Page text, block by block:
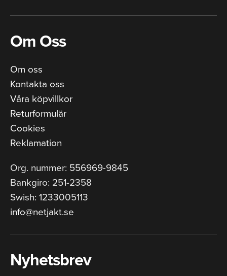
Om Oss
Om oss
Kontakta oss
Våra köpvillkor
Returformulär
Cookies
Reklamation
Org. nummer: 556969-9845
Bankgiro: 251-2358
Swish: 1233005113
info@netjakt.se
Nyhetsbrev